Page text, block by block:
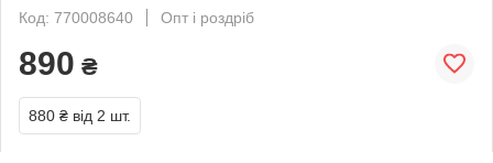
Код: 770008640
Опт і роздріб
890 ₴
880 ₴ від 2 шт.